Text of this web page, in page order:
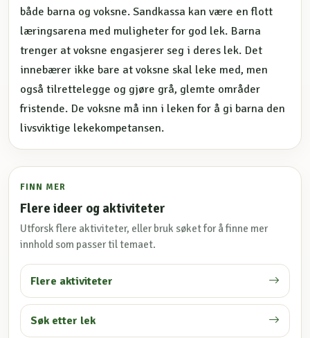
både barna og voksne. Sandkassa kan være en flott
læringsarena med muligheter for god lek. Barna
trenger at voksne engasjerer seg i deres lek. Det
innebærer ikke bare at voksne skal leke med, men
også tilrettelegge og gjøre grå, glemte områder
fristende. De voksne må inn i leken for å gi barna den
livsviktige lekekompetansen.
FINN MER
Flere ideer og aktiviteter
Utforsk flere aktiviteter, eller bruk søket for å finne mer
innhold som passer til temaet.
Flere aktiviteter
Søk etter lek